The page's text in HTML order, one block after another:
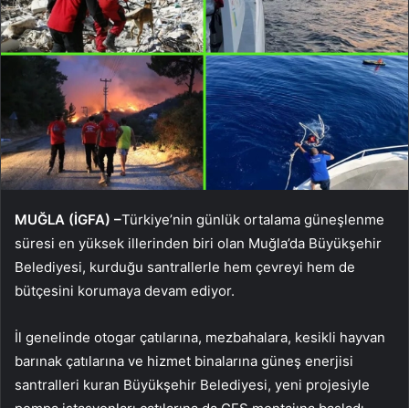
MUĞLA (İGFA) –Türkiye’nin günlük ortalama güneşlenme
süresi en yüksek illerinden biri olan Muğla’da Büyükşehir
Belediyesi, kurduğu santrallerle hem çevreyi hem de
bütçesini korumaya devam ediyor.
İl genelinde otogar çatılarına, mezbahalara, kesikli hayvan
barınak çatılarına ve hizmet binalarına güneş enerjisi
santralleri kuran Büyükşehir Belediyesi, yeni projesiyle